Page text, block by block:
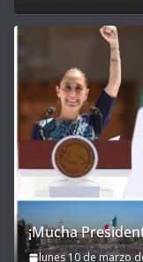
¡Mucha
lunes 10 de marzo